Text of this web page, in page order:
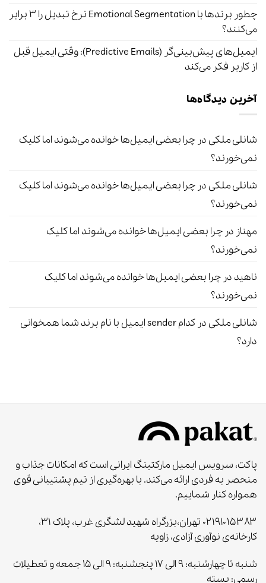
چطور برندها با Emotional Segmentation نرخ تبدیل را ۳ برابر
می‌کنند؟
ایمیل‌های پیش‌بینی‌گر (Predictive Emails): وقتی ایمیل قبل
از کاربر فکر می‌کند
آخرین دیدگاه‌ها
شانلی ملکی در چرا بعضی ایمیل‌ها خوانده می‌شوند اما کلیک
نمی‌خورند؟
شانلی ملکی در چرا بعضی ایمیل‌ها خوانده می‌شوند اما کلیک
نمی‌خورند؟
مهناز در چرا بعضی ایمیل‌ها خوانده می‌شوند اما کلیک
نمی‌خورند؟
ناهید در چرا بعضی ایمیل‌ها خوانده می‌شوند اما کلیک
نمی‌خورند؟
شانلی ملکی در
کدام sender ایمیل با نام برند شما همخوانی
دارد؟
پاکت، سرویس ایمیل مارکتینگ ایرانی است که امکانات جذاب و
منحصر به‌ فردی ارائه می‌کند. با بهره‌گیری از تیم پشتیبانی قوی
همواره کنار شماییم.
۰۲۱۹۱۰۱۵۳۸۳ تهران،بزرگراه شهید لشگری غرب، پلاک ۳۱،
کارخانه‌ی نوآوری آزادی، زاویه
شنبه تا چهارشنبه: ۹ الی ۱۷ پنجشنبه: ۹ الی ۱۵ جمعه و تعطیلات
رسمی: بسته